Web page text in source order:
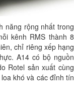
năng rộng nhất trong
kênh RMS thành 8
chỉ riêng xếp hạng
A14 có bộ nguồn
Rotel sản xuất cùng
khó và các đỉnh tín